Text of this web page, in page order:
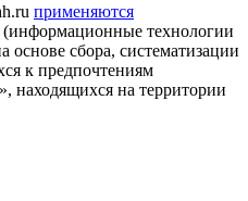
применяются
(информационные технологии
сбора, систематизации
к предпочтениям
находящихся на территории